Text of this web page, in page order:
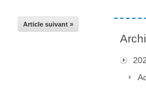
Article suivant »